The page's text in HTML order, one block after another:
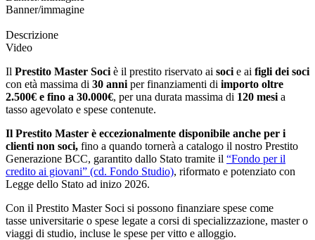
Banner/immagine
Descrizione
Video
Il Prestito Master Soci è il prestito riservato ai soci e ai figli dei soci
con età massima di 30 anni per finanziamenti di importo oltre
2.500€ e fino a 30.000€, per una durata massima di 120 mesi a
tasso agevolato e spese contenute.
Il Prestito Master è eccezionalmente disponibile anche per i
clienti non soci, fino a quando tornerà a catalogo il nostro Prestito
Generazione BCC, garantito dallo Stato tramite il “Fondo per il
credito ai giovani” (cd. Fondo Studio), riformato e potenziato con
Legge dello Stato ad inizo 2026.
Con il Prestito Master Soci si possono finanziare spese come
tasse universitarie o spese legate a corsi di specializzazione, master o
viaggi di studio, incluse le spese per vitto e alloggio.